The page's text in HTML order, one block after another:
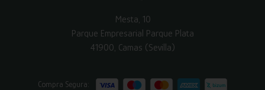
Mesta, 10
Parque Empresarial Parque Plata
41900, Camas (Sevilla)
Compra Segura: